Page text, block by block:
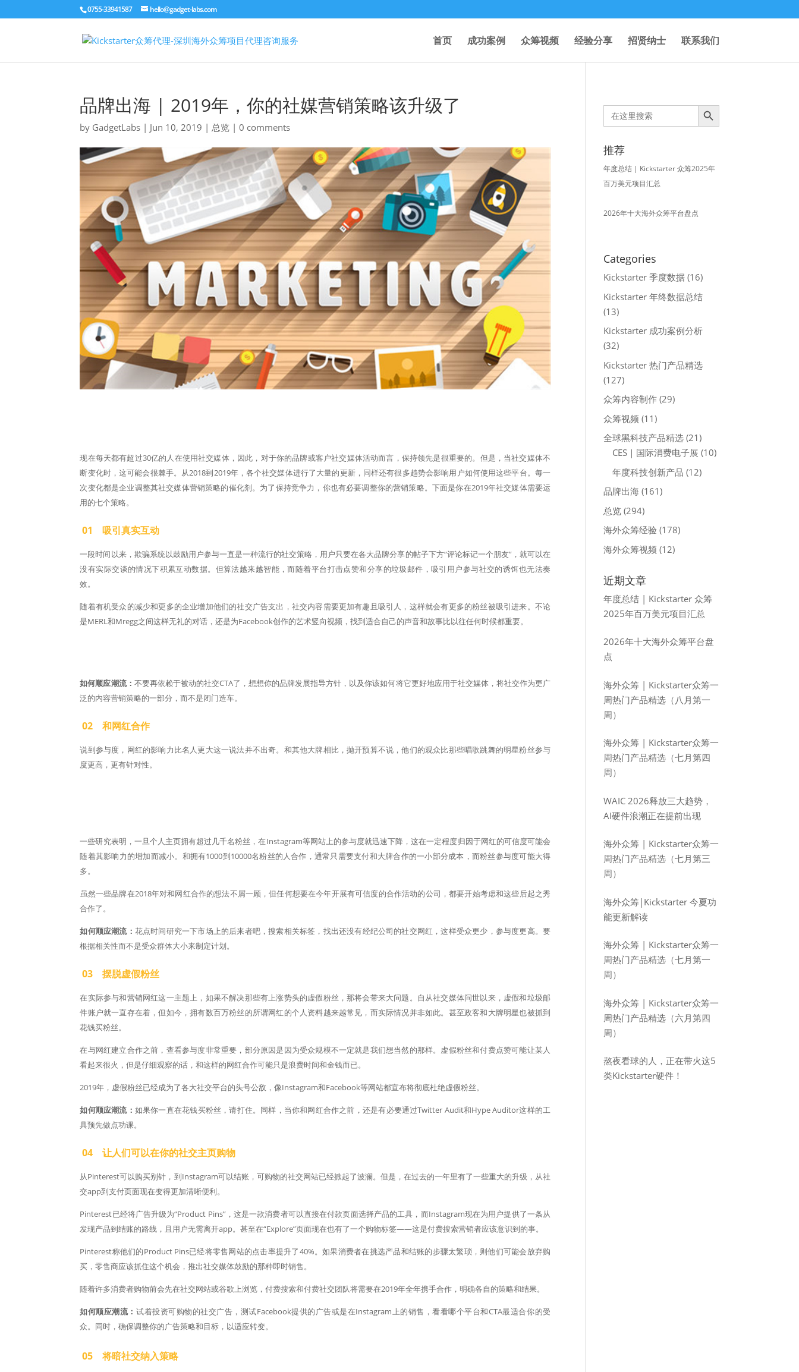
0755-33941587 hello@gadget-labs.com
首页 成功案例 众筹视频 经验分享 招贤纳士 联系我们
品牌出海 | 2019年，你的社媒营销策略该升级了
by GadgetLabs | Jun 10, 2019 |总览 |0 comments
现在每天都有超过30亿的人在使用社交媒体，因此，对于你的品牌或客户社交媒体活动而言，保持领先是很重要的。但是，当社交媒体不
断变化时，这可能会很棘手。从2018到2019年，各个社交媒体进行了大量的更新，同样还有很多趋势会影响用户如何使用这些平台。每一
次变化都是企业调整其社交媒体营销策略的催化剂。为了保持竞争力，你也有必要调整你的营销策略。下面是你在2019年社交媒体需要运
用的七个策略。
01 吸引真实互动
一段时间以来，欺骗系统以鼓励用户参与一直是一种流行的社交策略，用户只要在各大品牌分享的帖子下方“评论标记一个朋友”，就可以在
没有实际交谈的情况下积累互动数据。但算法越来越智能，而随着平台打击点赞和分享的垃圾邮件，吸引用户参与社交的诱饵也无法奏
效。
随着有机受众的减少和更多的企业增加他们的社交广告支出，社交内容需要更加有趣且吸引人，这样就会有更多的粉丝被吸引进来。不论
是MERL和Mregg之间这样无礼的对话，还是为Facebook创作的艺术竖向视频，找到适合自己的声音和故事比以往任何时候都重要。
如何顺应潮流： 不要再依赖于被动的社交CTA了，想想你的品牌发展指导方针，以及你该如何将它更好地应用于社交媒体，将社交作为更广
泛的内容营销策略的一部分，而不是闭门造车。
02 和网红合作
说到参与度，网红的影响力比名人更大这一说法并不出奇。和其他大牌相比，抛开预算不说，他们的观众比那些唱歌跳舞的明星粉丝参与
度更高，更有针对性。
一些研究表明，一旦个人主页拥有超过几千名粉丝，在Instagram等网站上的参与度就迅速下降，这在一定程度归因于网红的可信度可能会
随着其影响力的增加而减小。和拥有1000到10000名粉丝的人合作，通常只需要支付和大牌合作的一小部分成本，而粉丝参与度可能大得
多。
​虽然一些品牌在2018年对和网红合作的想法不屑一顾，但任何想要在今年开展有可信度的合作活动的公司，都要开始考虑和这些后起之秀
合作了。
如何顺应潮流： 花点时间研究一下市场上的后来者吧，搜索相关标签，找出还没有经纪公司的社交网红，这样受众更少，参与度更高。要
根据相关性而不是受众群体大小来制定计划。
03 摆脱虚假粉丝
在实际参与和营销网红这一主题上，如果不解决那些有上涨势头的虚假粉丝，那将会带来大问题。自从社交媒体问世以来，虚假和垃圾邮
件账户就一直存在着，但如今，拥有数百万粉丝的所谓网红的个人资料越来越常见，而实际情况并非如此。甚至政客和大牌明星也被抓到
花钱买粉丝。
在与网红建立合作之前，查看参与度非常重要，部分原因是因为受众规模不一定就是我们想当然的那样。虚假粉丝和付费点赞可能让某人
看起来很火，但是仔细观察的话，和这样的网红合作可能只是浪费时间和金钱而已。
2019年，虚假粉丝已经成为了各大社交平台的头号公敌，像Instagram和Facebook等网站都宣布将彻底杜绝虚假粉丝。
如何顺应潮流： 如果你一直在花钱买粉丝，请打住。同样，当你和网红合作之前，还是有必要通过Twitter Audit和Hype Auditor这样的工
具预先做点功课。
04 让人们可以在你的社交主页购物
从Pinterest可以购买别针，到Instagram可以结账，可购物的社交网站已经掀起了波澜。但是，在过去的一年里有了一些重大的升级，从社
交app到支付页面现在变得更加清晰便利。
Pinterest已经将广告升级为“Product Pins”，这是一款消费者可以直接在付款页面选择产品的工具，而Instagram现在为用户提供了一条从
发现产品到结账的路线，且用户无需离开app。甚至在“Explore”页面现在也有了一个购物标签——这是付费搜索营销者应该意识到的事。
Pinterest称他们的Product Pins已经将零售网站的点击率提升了40%。如果消费者在挑选产品和结账的步骤太繁琐，则他们可能会放弃购
买，零售商应该抓住这个机会，推出社交媒体鼓励的那种即时销售。
随着许多消费者购物前会先在社交网站或谷歌上浏览，付费搜索和付费社交团队将需要在2019年全年携手合作，明确各自的策略和结果。
如何顺应潮流： 试着投资可购物的社交广告，测试Facebook提供的广告或是在Instagram上的销售，看看哪个平台和CTA最适合你的受
众。同时，确保调整你的广告策略和目标，以适应转变。
05 将暗社交纳入策略
Search
for:
Search Button
推荐
年度总结 | Kickstarter 众筹2025年
百万美元项目汇总
2026年十大海外众筹平台盘点
Categories
Kickstarter 季度数据 (16)
Kickstarter 年终数据总结
(13)
Kickstarter 成功案例分析
(32)
Kickstarter 热门产品精选
(127)
众筹内容制作 (29)
众筹视频 (11)
全球黑科技产品精选 (21)
CES｜国际消费电子展 (10)
年度科技创新产品 (12)
品牌出海 (161)
总览 (294)
海外众筹经验 (178)
海外众筹视频 (12)
近期文章
年度总结 | Kickstarter 众筹
2025年百万美元项目汇总
2026年十大海外众筹平台盘
点
海外众筹 | Kickstarter众筹一
周热门产品精选（八月第一
周）
海外众筹 | Kickstarter众筹一
周热门产品精选（七月第四
周）
WAIC 2026释放三大趋势，
AI硬件浪潮正在提前出现
海外众筹 | Kickstarter众筹一
周热门产品精选（七月第三
周）
海外众筹|Kickstarter 今夏功
能更新解读
海外众筹 | Kickstarter众筹一
周热门产品精选（七月第一
周）
海外众筹 | Kickstarter众筹一
周热门产品精选（六月第四
周）
熬夜看球的人，正在带火这5
类Kickstarter硬件！